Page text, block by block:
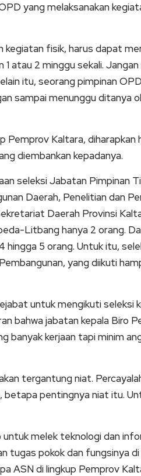
yang melaksanakan
kegiatan fisik, harus dapat
1 atau 2 minggu sekali.
itu, seorang pimpinan
sampai menunggu ditanya
Pemprov Kaltara, diharapkan
diembankan kepadanya.
seleksi Jabatan Pimpinan
Daerah, Penelitian dan
Daerah Provinsi
Litbang hanya 2 orang.
5 orang. Untuk itu,
yang diikuti
untuk mengikuti seleksi
bahwa jabatan kepala Biro
banyak kerjaan tapi minim
tergantung niat.
pentingnya niat itu.
melek teknologi dan
tugas pokok dan fungsinya
ASN di lingkup Pemprov